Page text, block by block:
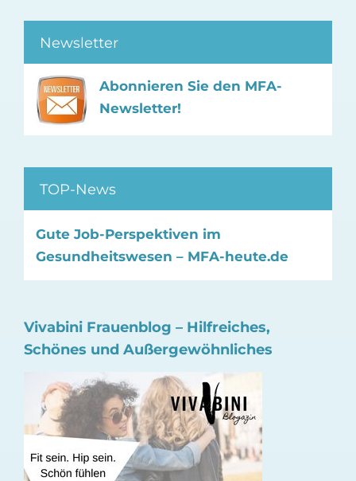
Newsletter
Abonnieren Sie den MFA-
Newsletter!
TOP-News
Gute Job-Perspektiven im
Gesundheitswesen – MFA-heute.de
Vivabini Frauenblog – Hilfreiches,
Schönes und Außergewöhnliches